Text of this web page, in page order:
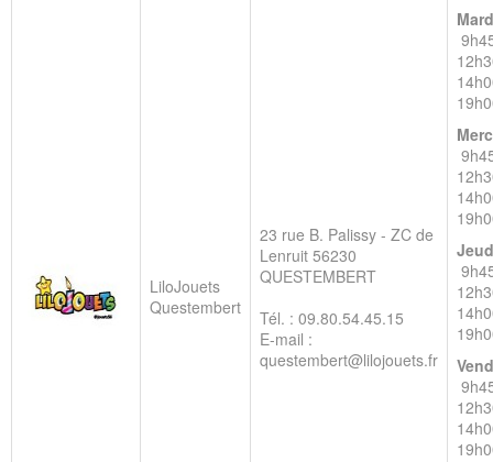
LiloJouets
Questembert
23 rue B. Palissy - ZC de
Lenruit 56230
QUESTEMBERT
Tél. : 09.80.54.45.15
E-mail :
questembert@lilojouets.fr